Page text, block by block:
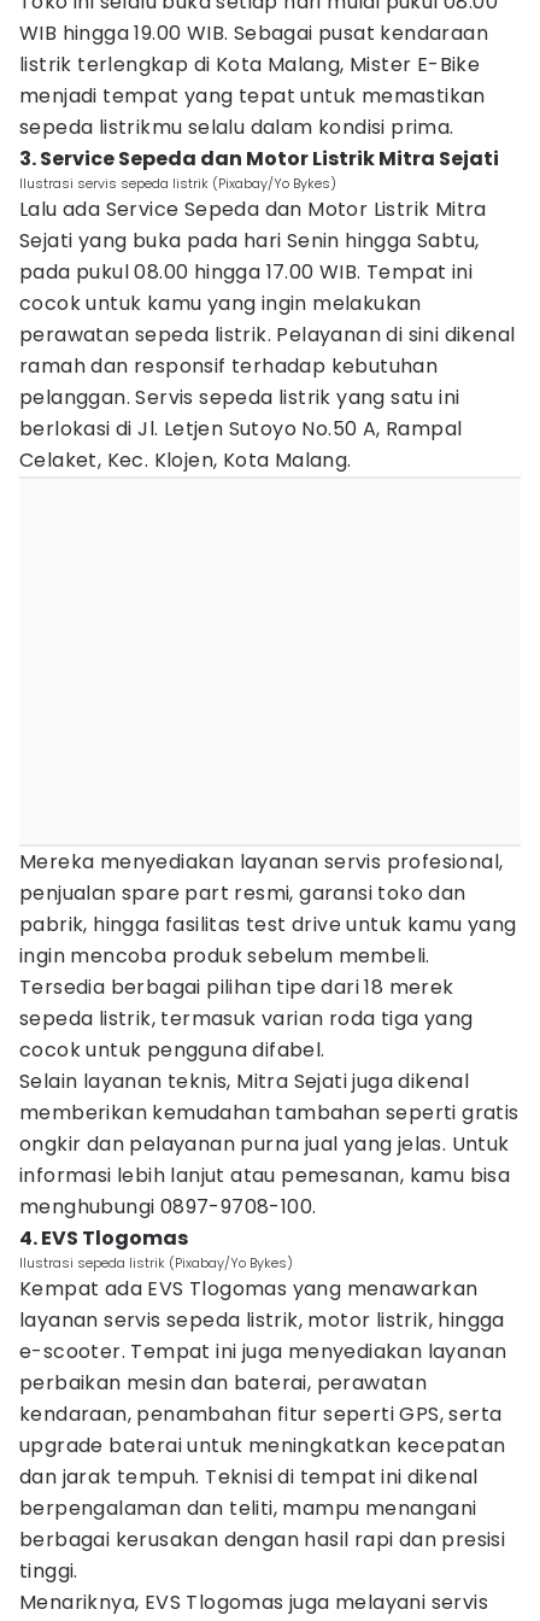
WIB hingga 19.00 WIB. Sebagai pusat kendaraan
listrik terlengkap di Kota Malang, Mister E-Bike
menjadi tempat yang tepat untuk memastikan
sepeda listrikmu selalu dalam kondisi prima.
3. Service Sepeda dan Motor Listrik Mitra Sejati
Ilustrasi servis sepeda listrik (Pixabay/Yo Bykes)
Lalu ada Service Sepeda dan Motor Listrik Mitra
Sejati yang buka pada hari Senin hingga Sabtu,
pada pukul 08.00 hingga 17.00 WIB. Tempat ini
cocok untuk kamu yang ingin melakukan
perawatan sepeda listrik. Pelayanan di sini dikenal
ramah dan responsif terhadap kebutuhan
pelanggan. Servis sepeda listrik yang satu ini
berlokasi di Jl. Letjen Sutoyo No.50 A, Rampal
Celaket, Kec. Klojen, Kota Malang.
Mereka menyediakan layanan servis profesional,
penjualan spare part resmi, garansi toko dan
pabrik, hingga fasilitas test drive untuk kamu yang
ingin mencoba produk sebelum membeli.
Tersedia berbagai pilihan tipe dari 18 merek
sepeda listrik, termasuk varian roda tiga yang
cocok untuk pengguna difabel.
Selain layanan teknis, Mitra Sejati juga dikenal
memberikan kemudahan tambahan seperti gratis
ongkir dan pelayanan purna jual yang jelas. Untuk
informasi lebih lanjut atau pemesanan, kamu bisa
menghubungi 0897-9708-100.
4. EVS Tlogomas
Ilustrasi sepeda listrik (Pixabay/Yo Bykes)
Kempat ada EVS Tlogomas yang menawarkan
layanan servis sepeda listrik, motor listrik, hingga
e-scooter. Tempat ini juga menyediakan layanan
perbaikan mesin dan baterai, perawatan
kendaraan, penambahan fitur seperti GPS, serta
upgrade baterai untuk meningkatkan kecepatan
dan jarak tempuh. Teknisi di tempat ini dikenal
berpengalaman dan teliti, mampu menangani
berbagai kerusakan dengan hasil rapi dan presisi
tinggi.
Menariknya, EVS Tlogomas juga melayani servis